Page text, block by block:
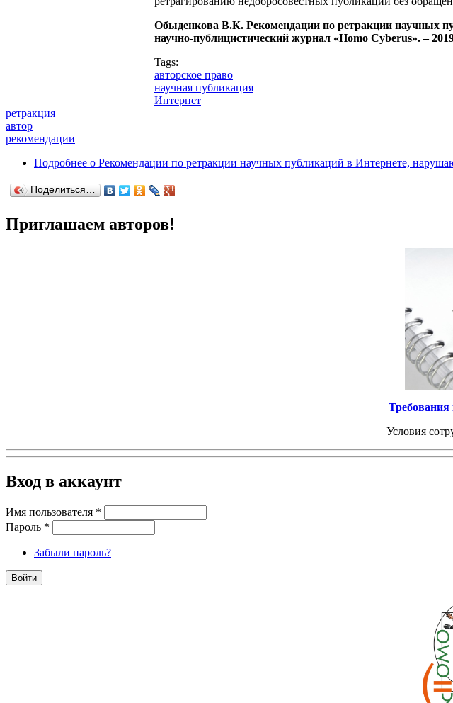
Обыденкова В.К. Рекомендации по ретракции научных
научно-публицистический журнал «Homo Cyberus». –
Tags:
авторское право
научная публикация
Интернет
ретракция
автор
рекомендации
Подробнее о Рекомендации по ретракции научных публикаций в Интернете,
Поделиться…
Приглашаем авторов!
Условия
Вход в аккаунт
Имя пользователя *
Пароль *
Забыли пароль?